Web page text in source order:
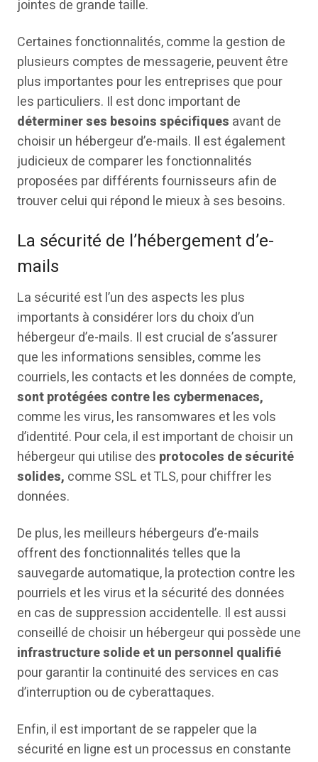
jointes de grande taille.
Certaines fonctionnalités, comme la gestion de
plusieurs comptes de messagerie, peuvent être
plus importantes pour les entreprises que pour
les particuliers. Il est donc important de
déterminer ses besoins spécifiques avant de
choisir un hébergeur d’e-mails. Il est également
judicieux de comparer les fonctionnalités
proposées par différents fournisseurs afin de
trouver celui qui répond le mieux à ses besoins.
La sécurité de l’hébergement d’e-
mails
La sécurité est l’un des aspects les plus
importants à considérer lors du choix d’un
hébergeur d’e-mails. Il est crucial de s’assurer
que les informations sensibles, comme les
courriels, les contacts et les données de compte,
sont protégées contre les cybermenaces,
comme les virus, les ransomwares et les vols
d’identité. Pour cela, il est important de choisir un
hébergeur qui utilise des protocoles de sécurité
solides, comme SSL et TLS, pour chiffrer les
données.
De plus, les meilleurs hébergeurs d’e-mails
offrent des fonctionnalités telles que la
sauvegarde automatique, la protection contre les
pourriels et les virus et la sécurité des données
en cas de suppression accidentelle. Il est aussi
conseillé de choisir un hébergeur qui possède une
infrastructure solide et un personnel qualifié
pour garantir la continuité des services en cas
d’interruption ou de cyberattaques.
Enfin, il est important de se rappeler que la
sécurité en ligne est un processus en constante